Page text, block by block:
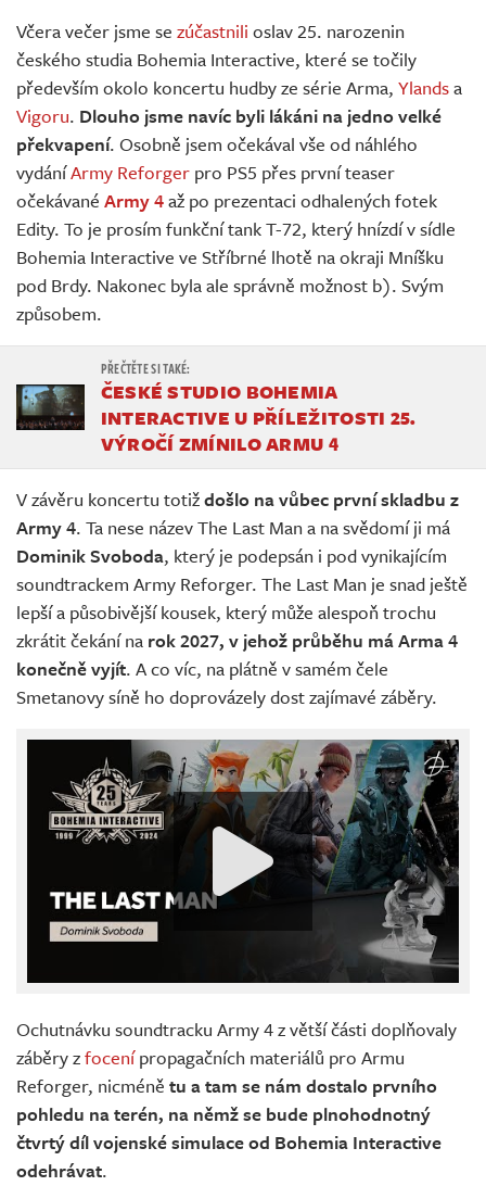
Živě
Včera večer jsme se zúčastnili oslav 25. narozenin
českého studia Bohemia Interactive, které se točily
především okolo koncertu hudby ze série Arma, Ylandsa
Vigoru. Dlouho jsme navíc byli lákáni na jedno velké
překvapení. Osobně jsem očekával vše od náhlého
vydáníArmy Reforger pro PS5 přes první teaser
očekávané Army 4až po prezentaci odhalených fotek
Edity. To je prosím funkční tank T-72, který hnízdí v sídle
Bohemia Interactive ve Stříbrné lhotě na okraji Mníšku
pod Brdy. Nakonec byla ale správně možnost b). Svým
způsobem.
ČESKÉ STUDIO BOHEMIA
INTERACTIVE U PŘÍLEŽITOSTI 25.
VÝROČÍ ZMÍNILO ARMU 4
V závěru koncertu totiždošlo na vůbec první skladbu z
Army 4. Ta nese název The Last Man a na svědomí ji má
Dominik Svoboda, který je podepsán i pod vynikajícím
soundtrackem Army Reforger. The Last Man je snad ještě
lepší a působivější kousek, který může alespoň trochu
zkrátit čekání na rok 2027, v jehož průběhu má Arma 4
konečně vyjít. A co víc, na plátně v samém čele
Smetanovy síně ho doprovázely dost zajímavé záběry.
Ochutnávku soundtracku Army 4 z větší části doplňovaly
záběry zfocenípropagačních materiálů pro Armu
Reforger, nicméně tu a tam se nám dostalo prvního
pohledu na terén, na němž se bude plnohodnotný
čtvrtý díl vojenské simulace od Bohemia Interactive
odehrávat.